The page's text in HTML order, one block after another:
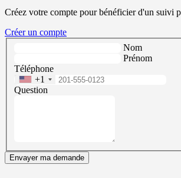
Créez votre compte pour bénéficier d'un suivi
Créer un compte
Nom
Prénom
Téléphone
+1
Question
Envayer ma demande